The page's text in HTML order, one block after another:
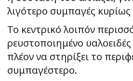
λιγότερο συμπαγές
Το κεντρικό λοιπόν
ρευστοποιημένο
πλέον να στηρίξει το
συμπαγέστερο.